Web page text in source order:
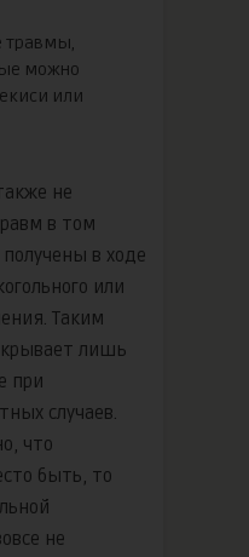
травмы,
можно
или
не
в том
в ходе
или
Таким
лишь
при
случаев.
что
быть, то
не